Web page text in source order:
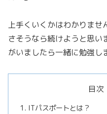
上手くいくかはわかりませ
さそうなら続けようと思い
がいましたら一緒に勉強し
目次
ITパスポートとは？